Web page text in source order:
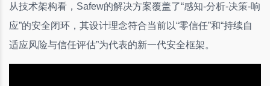
从技术架构看，Safew的解决方案覆盖了“感知-分析-决策-响
应”的安全闭环，其设计理念符合当前以“零信任”和“持续自
适应风险与信任评估”为代表的新一代安全框架。